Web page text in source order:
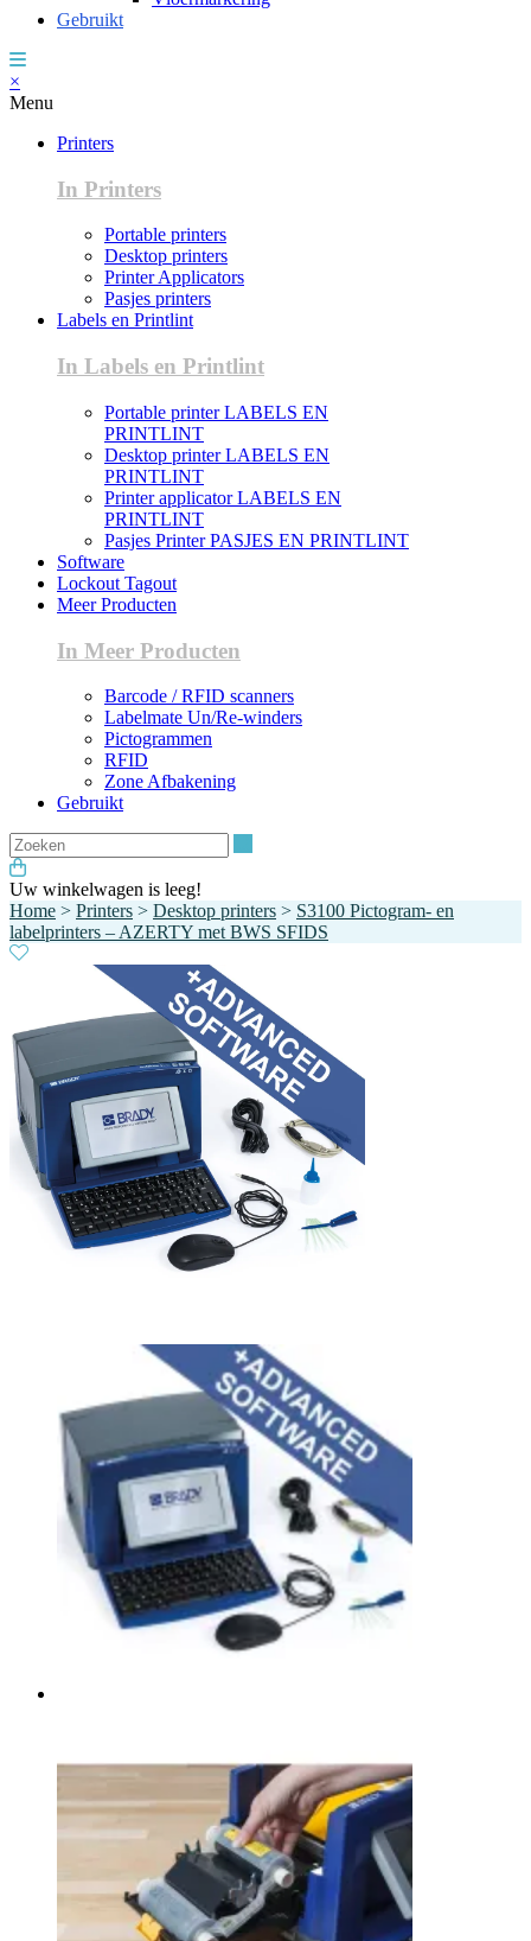
Gebruikt
×
Menu
Printers
In Printers
Portable printers
Desktop printers
Printer Applicators
Pasjes printers
Labels en Printlint
In Labels en Printlint
Portable printer LABELS EN
PRINTLINT
Desktop printer LABELS EN
PRINTLINT
Printer applicator LABELS EN
PRINTLINT
Pasjes Printer PASJES EN PRINTLINT
Software
Lockout Tagout
Meer Producten
In Meer Producten
Barcode / RFID scanners
Labelmate Un/Re-winders
Pictogrammen
RFID
Zone Afbakening
Gebruikt
Uw winkelwagen is leeg!
Home > Printers > Desktop printers > S3100 Pictogram- en
labelprinters – AZERTY met BWS SFIDS